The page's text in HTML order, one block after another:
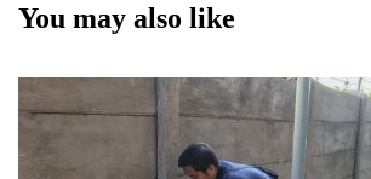
Koordinasi Bahas
Sarpras, dan
Pemerataan Jaringan
You may also like